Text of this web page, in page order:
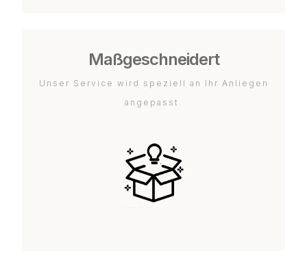
Maßgeschneidert
Unser Service wird speziell an Ihr Anliegen
angepasst.